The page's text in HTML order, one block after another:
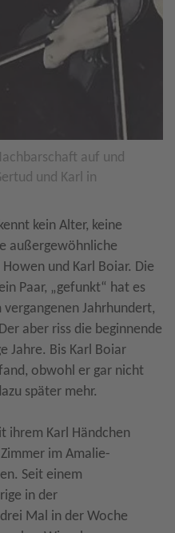
auf und
und Karl in
kein Alter, keine
außergewöhnliche
und Karl Boiar. Die
Paar, „gefunkt“ hat es
Jahrhundert,
aber riss die beginnende
Jahre. Bis Karl Boiar
obwohl er gar nicht
später mehr.
ihrem Karl Händchen
im Amalie-
Seit einem
in der
Mal in der Woche